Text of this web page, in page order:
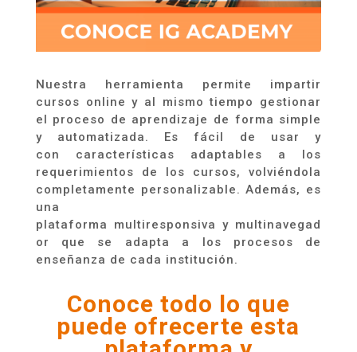
Nuestra herramienta permite impartir
cursos online y al mismo tiempo gestionar
el proceso de aprendizaje de forma simple
y automatizada. Es fácil de usar y
con características adaptables a los
requerimientos de los cursos, volviéndola
completamente personalizable. Además, es
una
plataforma multiresponsiva y multinavegad
or que se adapta a los procesos de
enseñanza de cada institución.
Conoce todo lo que
puede ofrecerte esta